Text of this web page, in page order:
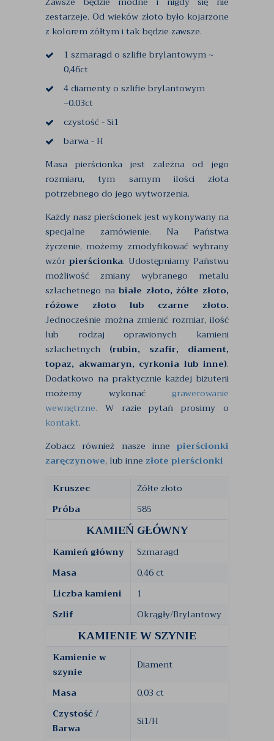
zestarzeje. Od wieków złoto było kojarzone
z kolorem żółtym i tak będzie zawsze.
1 szmaragd o szlifie brylantowym ~
0,46ct
4 diamenty o szlifie brylantowym
~0.03ct
czystość - Si1
barwa - H
Masa pierścionka jest zależna od jego
rozmiaru, tym samym ilości złota
potrzebnego do jego wytworzenia.
Każdy nasz pierścionek jest wykonywany na
specjalne zamówienie. Na Państwa
życzenie, możemy zmodyfikować wybrany
wzór pierścionka. Udostępniamy Państwu
możliwość zmiany wybranego metalu
szlachetnego nabiałe złoto, żółte złoto,
różowe złoto lub czarne złoto.
Jednocześnie można zmienić rozmiar, ilość
lub rodzaj oprawionych kamieni
szlachetnych (rubin, szafir, diament,
topaz, akwamaryn, cyrkonia lub inne).
Dodatkowo na praktycznie każdej biżuterii
możemy wykonać grawerowanie
wewnętrzne. W razie pytań prosimy o
kontakt.
Zobacz również nasze inne pierścionki
zaręczynowe, lub inne złote pierścionki
Kruszec
Żółte złoto
Próba
585
KAMIEŃ GŁÓWNY
Kamień główny
Szmaragd
Masa
0,46 ct
Liczba kamieni
1
Szlif
Okrągły/Brylantowy
KAMIENIE W SZYNIE
Kamienie w
szynie
Diament
Masa
0,03 ct
Czystość /
Barwa
Si1/H